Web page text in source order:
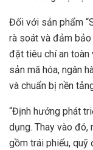
Đối với sản phẩm
rà soát và đảm
đặt tiêu chí an toàn
sản mã hóa, ngân
và chuẩn bị nền
“Định hướng phát
dụng. Thay vào đó,
gồm trái phiếu, quỹ